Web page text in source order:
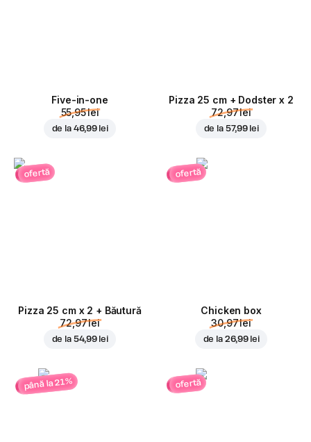
Five-in-one
55,95 lei
de la 46,99 lei
Pizza 25 cm + Dodster x 2
72,97 lei
de la 57,99 lei
ofertă
Pizza 25 cm x 2 + Băutură
72,97 lei
de la 54,99 lei
ofertă
Chicken box
30,97 lei
de la 26,99 lei
până la 21% ofertă